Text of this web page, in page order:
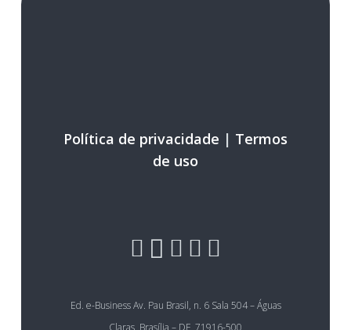
Política de privacidade | Termos
de uso
Ed. e-Business Av. Pau Brasil, n. 6 Sala 504 – Águas
Claras, Brasília – DF, 71916-500